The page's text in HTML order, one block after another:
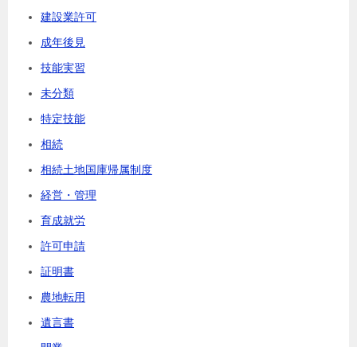
建設業許可
成年後見
技能実習
未分類
特定技能
相続
相続土地国庫帰属制度
経営・管理
育成就労
許可申請
証明書
農地転用
遺言書